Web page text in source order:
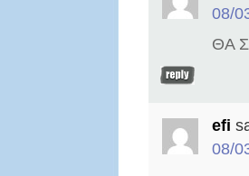
08/
ΘΑ
efi
08/